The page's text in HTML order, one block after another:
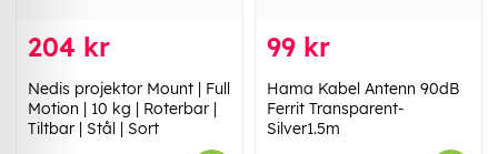
204 kr
Nedis projektor Mount | Full
Motion | 10 kg | Roterbar |
Tiltbar | Stål | Sort
99 kr
Hama Kabel Antenn 90dB
Ferrit Transparent-
Silver1.5m